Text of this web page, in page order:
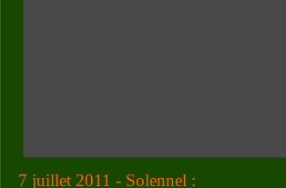
7 juillet 2011 - Solennel :